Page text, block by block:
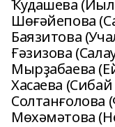
Ҡудашева
Шөғәйепова
Баязитова
Ғәзизова
Мырҙабаева
Хасаева
Солтанғолова
Мөхәмәтова